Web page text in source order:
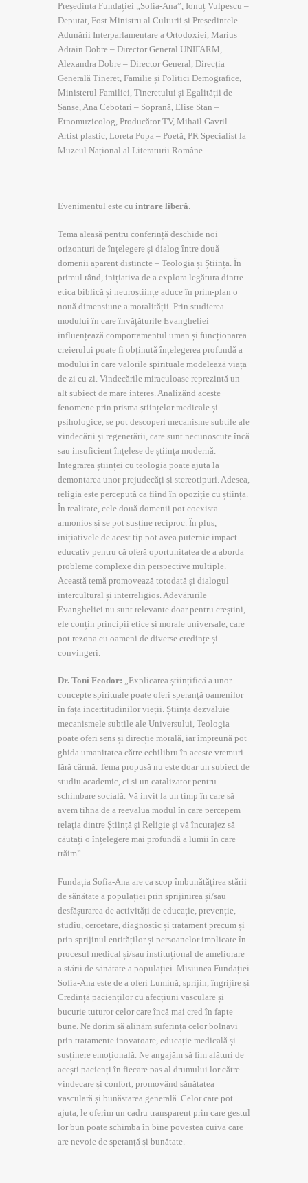
Președinta Fundației „Sofia-Ana”, Ionuț Vulpescu –
Deputat, Fost Ministru al Culturii și Președintele
Adunării Interparlamentare a Ortodoxiei, Marius
Adrain Dobre – Director General UNIFARM,
Alexandra Dobre – Director General, Direcția
Generală Tineret, Familie și Politici Demografice,
Ministerul Familiei, Tineretului și Egalității de
Șanse, Ana Cebotari – Soprană, Elise Stan –
Etnomuzicolog, Producător TV, Mihail Gavril –
Artist plastic, Loreta Popa – Poetă, PR Specialist la
Muzeul Național al Literaturii Române.
Evenimentul este cu intrare liberă.
Tema aleasă pentru conferință deschide noi
orizonturi de înțelegere și dialog între două
domenii aparent distincte – Teologia și Știința. În
primul rând, inițiativa de a explora legătura dintre
etica biblică și neuroștiințe aduce în prim-plan o
nouă dimensiune a moralității. Prin studierea
modului în care învățăturile Evangheliei
influențează comportamentul uman și funcționarea
creierului poate fi obținută înțelegerea profundă a
modului în care valorile spirituale modelează viața
de zi cu zi. Vindecările miraculoase reprezintă un
alt subiect de mare interes. Analizând aceste
fenomene prin prisma științelor medicale și
psihologice, se pot descoperi mecanisme subtile ale
vindecării și regenerării, care sunt necunoscute încă
sau insuficient înțelese de știința modernă.
Integrarea științei cu teologia poate ajuta la
demontarea unor prejudecăți și stereotipuri. Adesea,
religia este percepută ca fiind în opoziție cu știința.
În realitate, cele două domenii pot coexista
armonios și se pot susține reciproc. În plus,
inițiativele de acest tip pot avea puternic impact
educativ pentru că oferă oportunitatea de a aborda
probleme complexe din perspective multiple.
Această temă promovează totodată și dialogul
intercultural și interreligios. Adevărurile
Evangheliei nu sunt relevante doar pentru creștini,
ele conțin principii etice și morale universale, care
pot rezona cu oameni de diverse credințe și
convingeri.
Dr. Toni Feodor: „Explicarea științifică a unor
concepte spirituale poate oferi speranță oamenilor
în fața incertitudinilor vieții. Știința dezvăluie
mecanismele subtile ale Universului, Teologia
poate oferi sens și direcție morală, iar împreună pot
ghida umanitatea către echilibru în aceste vremuri
fără cârmă. Tema propusă nu este doar un subiect de
studiu academic, ci și un catalizator pentru
schimbare socială. Vă invit la un timp în care să
avem tihna de a reevalua modul în care percepem
relația dintre Știință și Religie și vă încurajez să
căutați o înțelegere mai profundă a lumii în care
trăim”.
Fundația Sofia-Ana are ca scop îmbunătățirea stării
de sănătate a populației prin sprijinirea și/sau
desfășurarea de activități de educație, prevenție,
studiu, cercetare, diagnostic și tratament precum și
prin sprijinul entităților și persoanelor implicate în
procesul medical și/sau instituțional de ameliorare
a stării de sănătate a populației. Misiunea Fundației
Sofia-Ana este de a oferi Lumină, sprijin, îngrijire și
Credință pacienților cu afecțiuni vasculare și
bucurie tuturor celor care încă mai cred în fapte
bune. Ne dorim să alinăm suferința celor bolnavi
prin tratamente inovatoare, educație medicală și
susținere emoțională. Ne angajăm să fim alături de
acești pacienți în fiecare pas al drumului lor către
vindecare și confort, promovând sănătatea
vasculară și bunăstarea generală. Celor care pot
ajuta, le oferim un cadru transparent prin care gestul
lor bun poate schimba în bine povestea cuiva care
are nevoie de speranță și bunătate.